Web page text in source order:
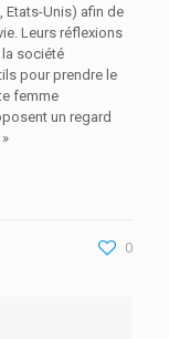
Etats-Unis) afin de
Leurs réflexions
société
pour prendre le
femme
un regard
0